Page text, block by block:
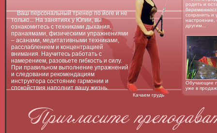
Ваш персональный тренер по йоге и не
только... На занятиях у Юлии, вы
ознакомитесь с техниками дыхания,
пранаямами, физическими упражнениями
– асанами, медитативными техниками,
расслаблением и концентрацией
внимания. Научитесь работать с
намерением, разовьете гибкость и силу.
При правильном выполнение упражнений
и следовании рекомендациям
инструктора состояние гармонии и
спокойствия наполнит вашу жизнь.
Качаем грудь
родить и
сохранить и
настроение,
другим...
Обучающие
уже в